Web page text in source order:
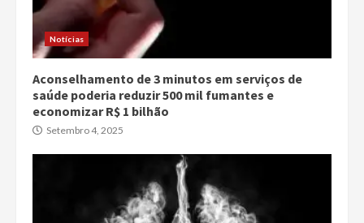
Notícias
Aconselhamento de 3 minutos em serviços de
saúde poderia reduzir 500 mil fumantes e
economizar R$ 1 bilhão
Setembro 4, 2025